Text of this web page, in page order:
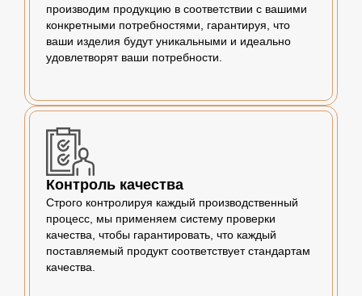
производим продукцию в соответствии с вашими
конкретными потребностями, гарантируя, что
ваши изделия будут уникальными и идеально
удовлетворят ваши потребности.
Контроль качества
Строго контролируя каждый производственный
процесс, мы применяем систему проверки
качества, чтобы гарантировать, что каждый
поставляемый продукт соответствует стандартам
качества.